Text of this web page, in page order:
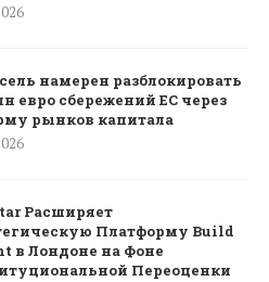
намерен разблокировать
евро сбережений ЕС через
рынков капитала
Расширяет
Платформу Build
в Лондоне на Фоне
Переоценки